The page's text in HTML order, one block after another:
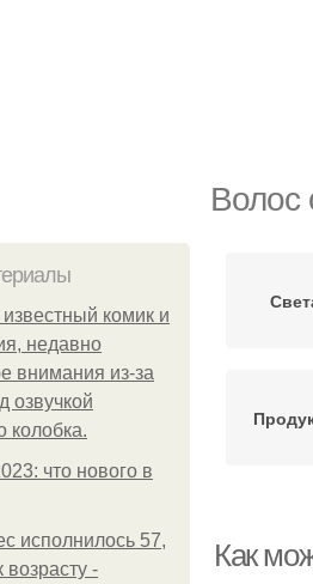
Волос
комик и
недавно
внимания из-за
озвучкой
колобка.
что нового в
исполнилось 57,
-
Как